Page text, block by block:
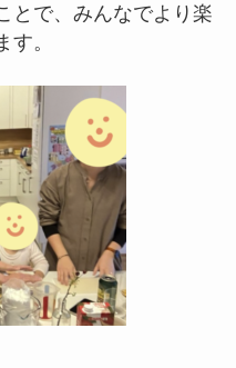
とで、みんなでより楽
す。